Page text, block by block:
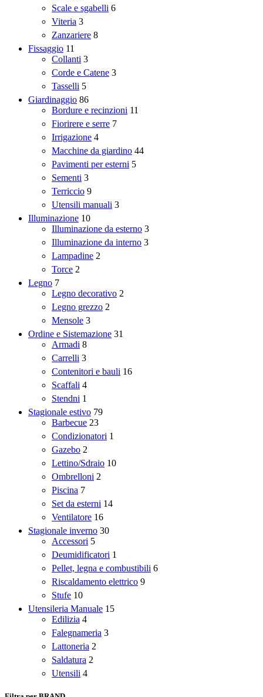
Scale e sgabelli 6
Viteria 3
Zanzariere 8
Fissaggio 11
Collanti 3
Corde e Catene 3
Tasselli 5
Giardinaggio 86
Bordure e recinzioni 11
Fiorirere e serre 7
Irrigazione 4
Macchine da giardino 44
Pavimenti per esterni 5
Sementi 3
Terriccio 9
Utensili manuali 3
Illuminazione 10
Illuminazione da esterno 3
Illuminazione da interno 3
Lampadine 2
Torce 2
Legno 7
Legno decorativo 2
Legno grezzo 2
Mensole 3
Ordine e Sistemazione 31
Armadi 8
Carrelli 3
Contenitori e bauli 16
Scaffali 4
Stendni 1
Stagionale estivo 79
Barbecue 23
Condizionatori 1
Gazebo 2
Lettino/Sdraio 10
Ombrelloni 2
Piscina 7
Set da esterni 14
Ventilatore 16
Stagionale inverno 30
Accessori 5
Deumidificatori 1
Pellet, legna e combustibili 6
Riscaldamento elettrico 9
Stufe 10
Utensileria Manuale 15
Edilizia 4
Falegnameria 3
Lattoneria 2
Saldatura 2
Utensili 4